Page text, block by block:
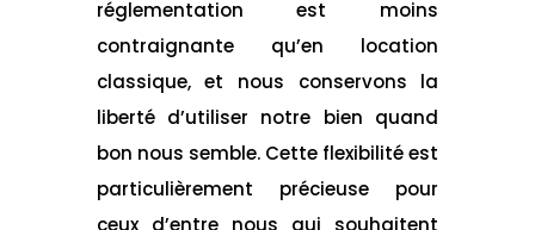
réglementation est moins
contraignante qu’en location
classique, et nous conservons la
liberté d’utiliser notre bien quand
bon nous semble. Cette flexibilité est
particulièrement précieuse pour
ceux d’entre nous qui souhaitent